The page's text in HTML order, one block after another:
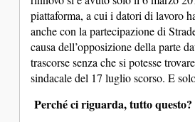
piattaforma, a cui i datori di lavoro
anche con la partecipazione di
causa dell’opposizione della parte
trascorse senza che si potesse
sindacale del 17 luglio scorso. E
Perché ci riguarda, tutto questo?